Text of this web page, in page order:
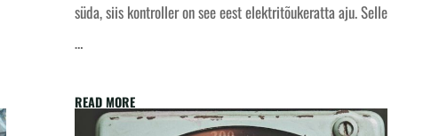
süda, siis kontroller on see eest elektritõukeratta aju. Selle
…
READ MORE"Kontroller
ja